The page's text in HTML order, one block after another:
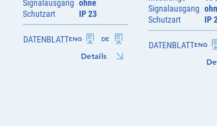
Signalausgang ohne
IP 23
Schutzart
Details
ENG DE
DATENBLATT
Signalausgang
IP
Schutzart
ENG
DATENBLATT